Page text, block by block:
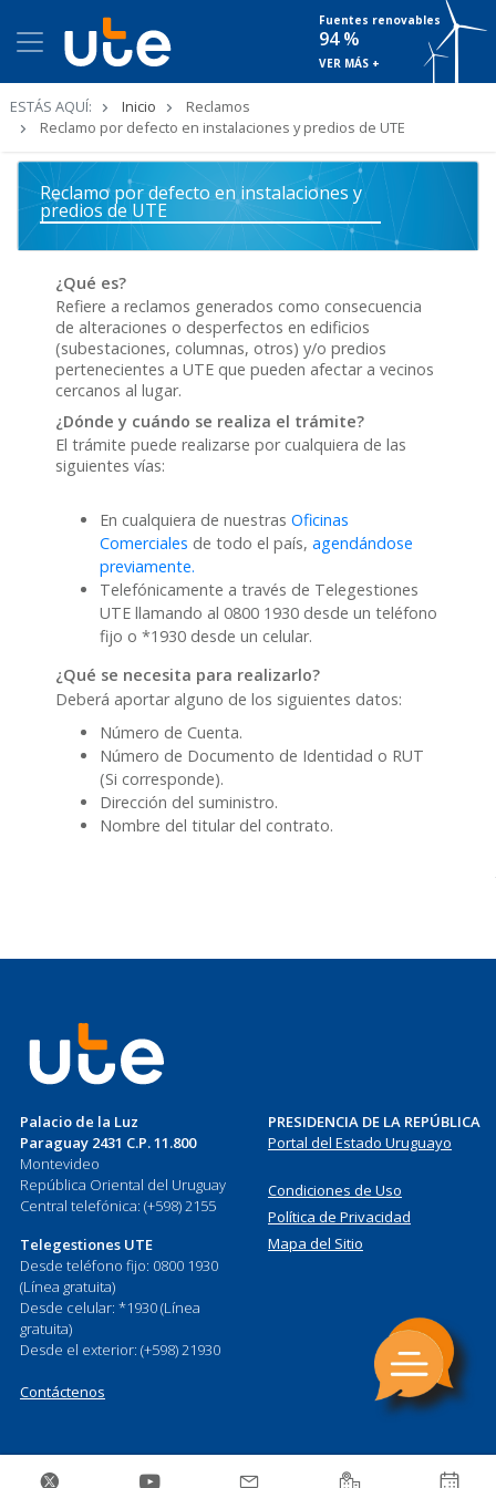
Fuentes renovables
94 %
VER MÁS +
ESTÁS AQUÍ: Inicio
Reclamos
Reclamo por defecto en instalaciones y predios de UTE
Reclamo por defecto en instalaciones y
predios de UTE
¿Qué es?
Refiere a reclamos generados como consecuencia
de alteraciones o desperfectos en edificios
(subestaciones, columnas, otros) y/o predios
pertenecientes a UTE que pueden afectar a vecinos
cercanos al lugar.
¿Dónde y cuándo se realiza el trámite?
El trámite puede realizarse por cualquiera de las
siguientes vías:
En cualquiera de nuestras Oficinas
Comerciales de todo el país, agendándose
previamente.
Telefónicamente a través de Telegestiones
UTE llamando al 0800 1930 desde un teléfono
fijo o *1930 desde un celular.
¿Qué se necesita para realizarlo?
Deberá aportar alguno de los siguientes datos:
Número de Cuenta.
Número de Documento de Identidad o RUT
(Si corresponde).
Dirección del suministro.
Nombre del titular del contrato.
Palacio de la Luz
Paraguay 2431 C.P. 11.800
Montevideo
República Oriental del Uruguay
Central telefónica: (+598) 2155
Telegestiones UTE
Desde teléfono fijo: 0800 1930
(Línea gratuita)
Desde celular: *1930 (Línea
gratuita)
Desde el exterior: (+598) 21930
Contáctenos
PRESIDENCIA DE LA REPÚBLICA
Portal del Estado Uruguayo
Condiciones de Uso
Política de Privacidad
Mapa del Sitio